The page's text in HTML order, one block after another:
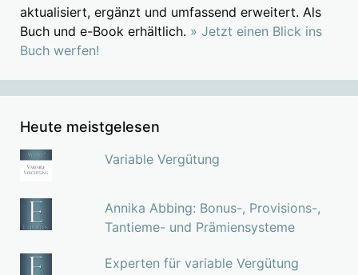
aktualisiert, ergänzt und umfassend erweitert. Als
Buch und e-Book erhältlich. » Jetzt einen Blick ins
Buch werfen!
Heute meistgelesen
Variable Vergütung
Annika Abbing: Bonus-, Provisions-,
Tantieme- und Prämiensysteme
Experten für variable Vergütung